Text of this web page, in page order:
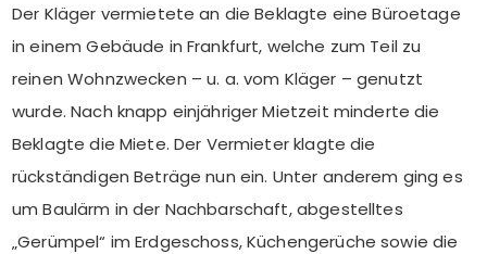
Der Kläger vermietete an die Beklagte eine Büroetage
in einem Gebäude in Frankfurt, welche zum Teil zu
reinen Wohnzwecken – u. a. vom Kläger – genutzt
wurde. Nach knapp einjähriger Mietzeit minderte die
Beklagte die Miete. Der Vermieter klagte die
rückständigen Beträge nun ein. Unter anderem ging es
um Baulärm in der Nachbarschaft, abgestelltes
„Gerümpel“ im Erdgeschoss, Küchengerüche sowie die